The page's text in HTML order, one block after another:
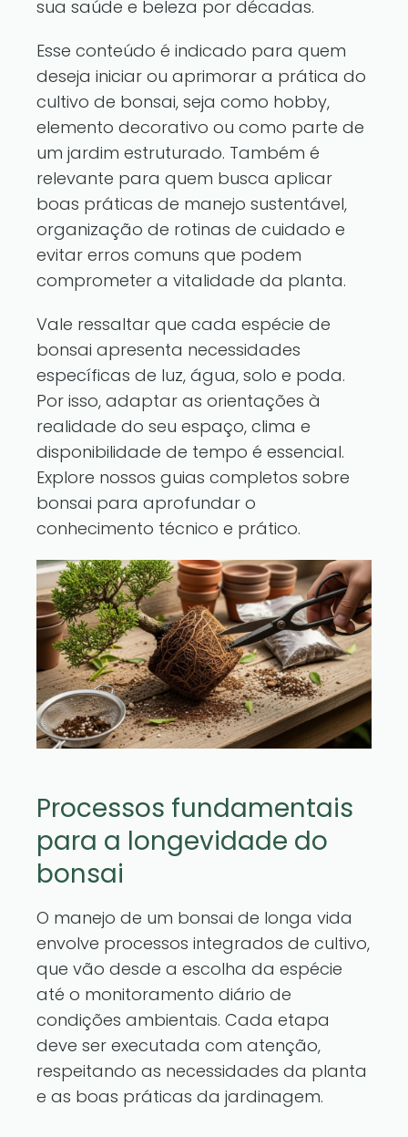
sua saúde e beleza por décadas.
Esse conteúdo é indicado para quem
deseja iniciar ou aprimorar a prática do
cultivo de bonsai, seja como hobby,
elemento decorativo ou como parte de
um jardim estruturado. Também é
relevante para quem busca aplicar
boas práticas de manejo sustentável,
organização de rotinas de cuidado e
evitar erros comuns que podem
comprometer a vitalidade da planta.
Vale ressaltar que cada espécie de
bonsai apresenta necessidades
específicas de luz, água, solo e poda.
Por isso, adaptar as orientações à
realidade do seu espaço, clima e
disponibilidade de tempo é essencial.
Explore nossos guias completos sobre
bonsai para aprofundar o
conhecimento técnico e prático.
Processos fundamentais
para a longevidade do
bonsai
O manejo de um bonsai de longa vida
envolve processos integrados de cultivo,
que vão desde a escolha da espécie
até o monitoramento diário de
condições ambientais. Cada etapa
deve ser executada com atenção,
respeitando as necessidades da planta
e as boas práticas da jardinagem.